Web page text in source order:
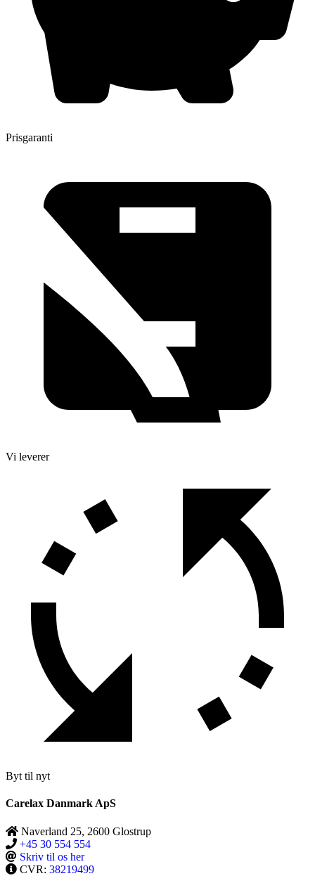
Prisgaranti
Vi leverer
Byt til nyt
Carelax Danmark ApS
Naverland 25, 2600 Glostrup
+45 30 554 554
Skriv til os her
CVR: 38219499